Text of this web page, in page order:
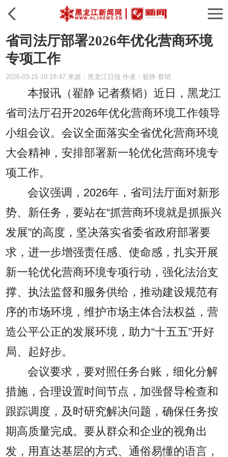
省司法厅部署2026年优化营商环境
专项工作
2026-03-15 10:18:47 来源：黑龙江日报 作者：翟静 蔡韬
本报讯（翟静 记者蔡韬）近日，黑龙江
省司法厅召开2026年优化营商环境工作领导
小组会议。会议全面落实全省优化营商环境
大会精神，安排部署新一轮优化营商环境专
项工作。
会议强调，2026年，省司法厅面对新形
势、新任务，要站在“抓营商环境就是抓振兴
发展”的高度，坚决落实省委省政府部署要
求，进一步增强责任感、使命感，扎实开展
新一轮优化营商环境专项行动，强化法治支
撑、执法监督和服务供给，推动建设规范有
序的市场环境，维护市场主体合法权益，营
造公平公正的发展环境，助力“十五五”开好
局、起好步。
会议要求，要对照任务台账，细化分解
措施，合理设置时间节点，加强督导检查和
跟踪调度，及时研究解决问题，确保任务按
期高质量完成。要从群众和企业的视角出
发，用直达基层的方式、通俗易懂的语言，